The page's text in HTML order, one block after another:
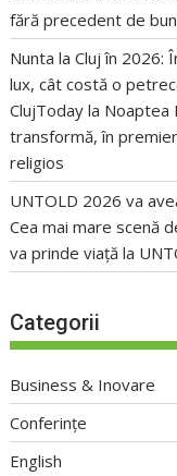
fără precedent de bun
Nunta la Cluj în 2026:
lux, cât costă o
ClujToday la Noaptea
transformă, în
religios
UNTOLD 2026 va
Cea mai mare scenă
va prinde viață la
Categorii
Business & Inovare
Conferințe
English